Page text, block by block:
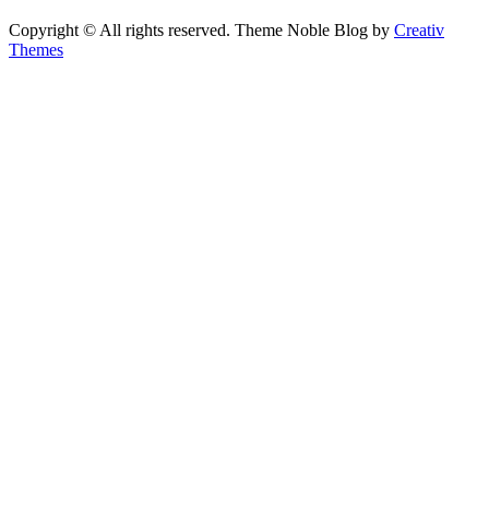
Copyright © All rights reserved. Theme Noble Blog by Creativ
Themes